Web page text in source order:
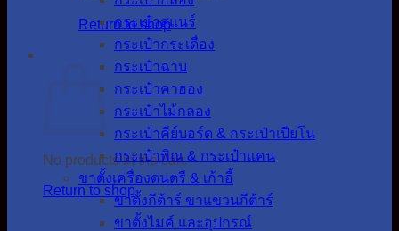
Return to shop
No products in the cart.
Return to shop
กระเป๋าสแนร์
กระเป๋ากระเดื่อง
กระเป๋าฉาบ
กระเป๋าคาฮอง
กระเป๋าไม้กลอง
กระเป๋าคีย์บอร์ด & กระเป๋าเปียโน
กระเป๋าพิณ & กระเป๋าแคน
ขาตั้งเครื่องดนตรี & เก้าอี้
ขาตั้งกีต้าร์ ขาแขวนกีต้าร์
ขาตั้งไมค์ และอุปกรณ์